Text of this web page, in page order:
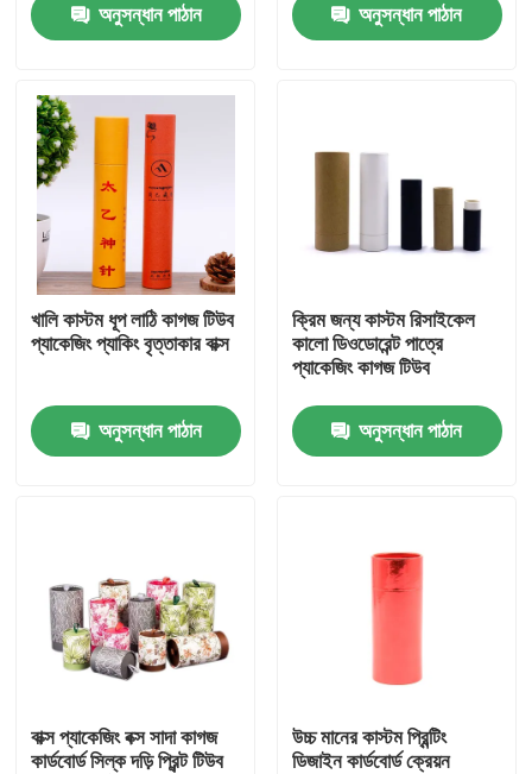
পণ্য
ভিডিও
আমাদের সম্পর্কে
মান নিয়ন্ত্রণ
উদ্ধৃতির জন্য আবেদন
কার্ডবোর্ড পেপার গিফট বক্স
কার্ডবোর্ড টিউব উপহার বাক্স
অনুসন্ধান পাঠান
অনুসন্ধান পাঠান
খালি কাস্টম ধূপ লাঠি কাগজ টিউব
প্যাকেজিং প্যাকিং বৃত্তাকার বাক্স
অনুসন্ধান পাঠান
ক্রিম জন্য কাস্টম রিসাইকেল
কালো ডিওডোরেন্ট পাত্রে
প্যাকেজিং কাগজ টিউব
অনুসন্ধান পাঠান
বাক্স প্যাকেজিং বক্স সাদা কাগজ
কার্ডবোর্ড সিল্ক দড়ি প্রিন্ট টিউব
উচ্চ মানের কাস্টম প্রিন্টিং
ডিজাইন কার্ডবোর্ড ক্রেয়ন